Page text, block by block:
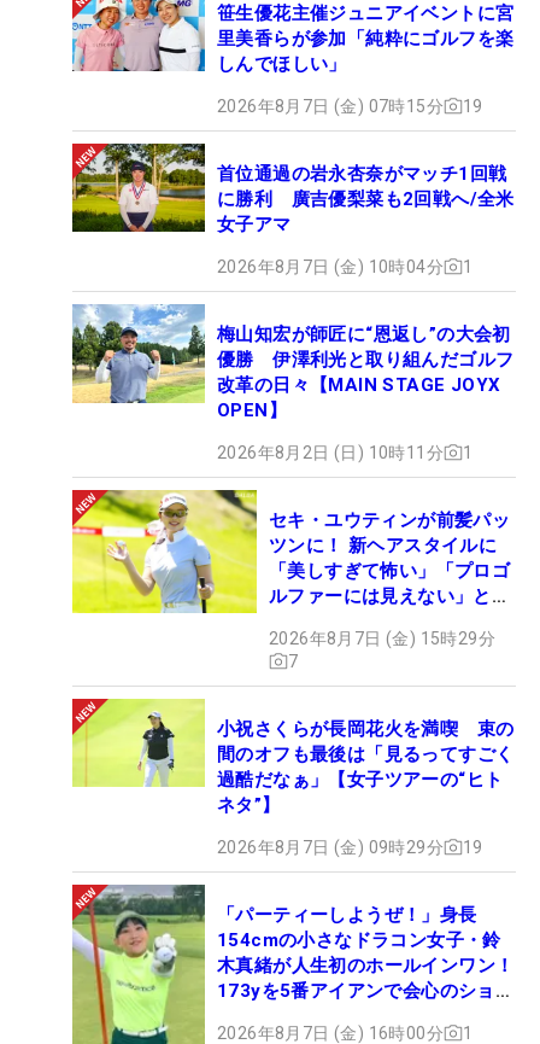
笹生優花主催ジュニアイベントに宮
里美香らが参加「純粋にゴルフを楽
しんでほしい」
2026年8月7日 (金) 07時15分 19
首位通過の岩永杏奈がマッチ1回戦
に勝利 廣吉優梨菜も2回戦へ/全米
女子アマ
2026年8月7日 (金) 10時04分 1
梅山知宏が師匠に“恩返し”の大会初
優勝 伊澤利光と取り組んだゴルフ
改革の日々【MAIN STAGE JOYX
OPEN】
2026年8月2日 (日) 10時11分 1
セキ・ユウティンが前髪パッ
ツンに！ 新ヘアスタイルに
「美しすぎて怖い」「プロゴ
ルファーには見えない」とコ
2026年8月7日 (金) 15時29分
7
小祝さくらが長岡花火を満喫 束の
間のオフも最後は「見るってすごく
過酷だなぁ」【女子ツアーの“ヒト
ネタ”】
2026年8月7日 (金) 09時29分 19
「パーティーしようぜ！」身長
154cmの小さなドラコン女子・鈴
木真緒が人生初のホールインワン！
173yを5番アイアンで会心のショッ
2026年8月7日 (金) 16時00分 1